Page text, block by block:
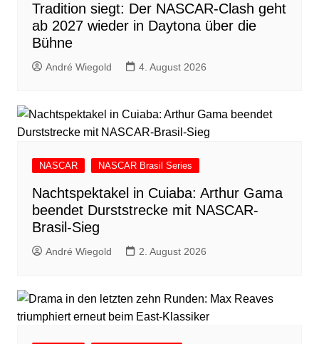
Tradition siegt: Der NASCAR-Clash geht
ab 2027 wieder in Daytona über die
Bühne
André Wiegold 4. August 2026
NASCAR NASCAR Brasil Series
Nachtspektakel in Cuiaba: Arthur Gama
beendet Durststrecke mit NASCAR-
Brasil-Sieg
André Wiegold 2. August 2026